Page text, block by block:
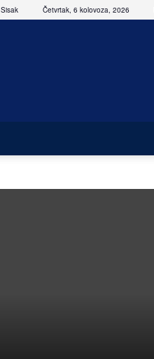
Sisak Četvrtak, 6 kolovoza, 2026